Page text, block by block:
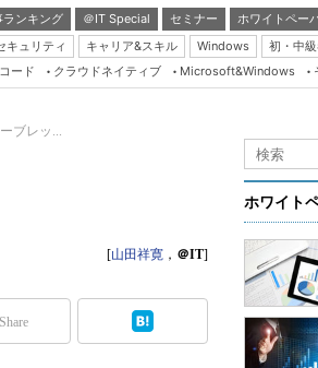
ランキング ＠IT Special セミナー
ホワイトペー
キュリティ キャリア&スキル Windows 初・中
Server & Storage
Database Expert
Master of IP Network
ード クラウドネイティブ Microsoft&Windows
ブレッ...
[山田祥寛 ， ＠IT]
Share
ホワイト